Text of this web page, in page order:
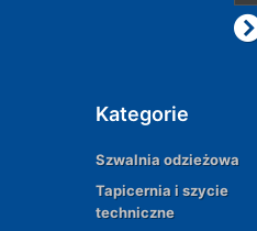
Kategorie
Szwalnia odzieżowa
Tapicernia i szycie
techniczne